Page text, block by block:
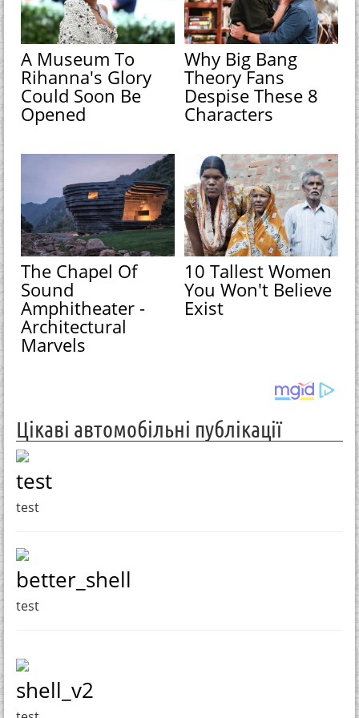
A Museum To
Rihanna's Glory
Could Soon Be
Opened
Why Big Bang
Theory Fans
Despise These 8
Characters
The Chapel Of
Sound
Amphitheater -
Architectural
Marvels
10 Tallest Women
You Won't Believe
Exist
Цікаві автомобільні публікації
test
test
better_shell
test
shell_v2